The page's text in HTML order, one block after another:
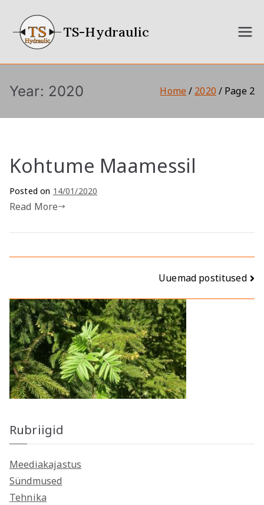
content
TS-Hydraulic
Year: 2020 Home 2020 Page 2
Kohtume Maamessil
Posted on 14/01/2020
Read More
Uuemad postitused
Rubriigid
Meediakajastus
Sündmused
Tehnika